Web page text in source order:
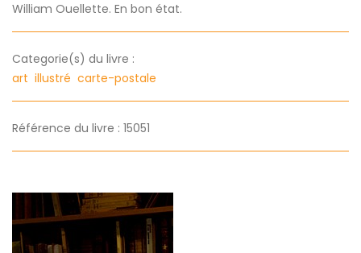
William Ouellette. En bon état.
Categorie(s) du livre :
art illustré carte-postale
Référence du livre : 15051